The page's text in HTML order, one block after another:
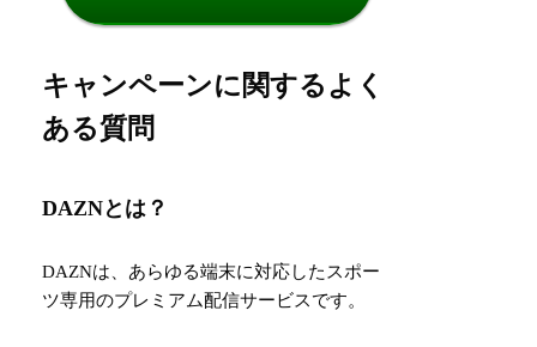
キャンペーンに関するよく
ある質問
DAZNとは？
DAZNは、あらゆる端末に対応したスポー
ツ専用のプレミアム配信サービスです。